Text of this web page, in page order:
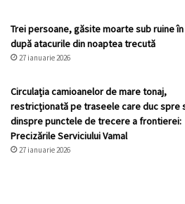
Trei persoane, găsite moarte sub ruine
după atacurile din noaptea trecută
27 ianuarie 2026
Circulația camioanelor de mare tonaj,
restricționată pe traseele care duc spre
dinspre punctele de trecere a frontierei:
Precizările Serviciului Vamal
27 ianuarie 2026